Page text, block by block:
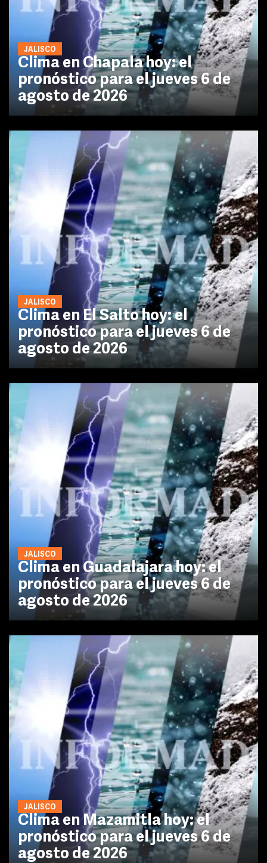
JALISCO
Clima en Chapala hoy: el
pronóstico para el jueves 6 de
agosto de 2026
JALISCO
Clima en El Salto hoy: el
pronóstico para el jueves 6 de
agosto de 2026
JALISCO
Clima en Guadalajara hoy: el
pronóstico para el jueves 6 de
agosto de 2026
JALISCO
Clima en Mazamitla hoy: el
pronóstico para el jueves 6 de
agosto de 2026